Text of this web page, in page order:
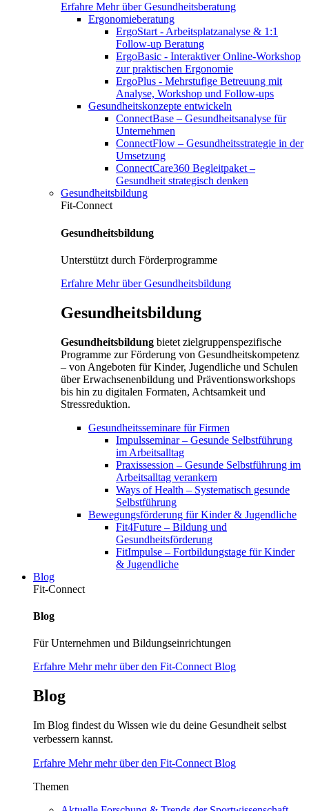
Erfahre Mehr über Gesundheitsberatung
Ergonomieberatung
ErgoStart - Arbeitsplatzanalyse & 1:1
Follow-up Beratung
ErgoBasic - Interaktiver Online-Workshop
zur praktischen Ergonomie
ErgoPlus - Mehrstufige Betreuung mit
Analyse, Workshop und Follow-ups
Gesundheitskonzepte entwickeln
ConnectBase – Gesundheitsanalyse für
Unternehmen
ConnectFlow – Gesundheitsstrategie in der
Umsetzung
ConnectCare360 Begleitpaket –
Gesundheit strategisch denken
Gesundheitsbildung
Fit-Connect
Gesundheitsbildung
Unterstützt durch Förderprogramme
Erfahre Mehr über Gesundheitsbildung
Gesundheitsbildung
Gesundheitsbildung bietet zielgruppenspezifische
Programme zur Förderung von Gesundheitskompetenz
– von Angeboten für Kinder, Jugendliche und Schulen
über Erwachsenenbildung und Präventionsworkshops
bis hin zu digitalen Formaten, Achtsamkeit und
Stressreduktion.
Gesundheitsseminare für Firmen
Impulsseminar – Gesunde Selbstführung
im Arbeitsalltag
Praxissession – Gesunde Selbstführung im
Arbeitsalltag verankern
Ways of Health – Systematisch gesunde
Selbstführung
Bewegungsförderung für Kinder & Jugendliche
Fit4Future – Bildung und
Gesundheitsförderung
FitImpulse – Fortbildungstage für Kinder
& Jugendliche
Blog
Fit-Connect
Blog
Für Unternehmen und Bildungseinrichtungen
Erfahre Mehr mehr über den Fit-Connect Blog
Blog
Im Blog findest du Wissen wie du deine Gesundheit selbst
verbessern kannst.
Erfahre Mehr mehr über den Fit-Connect Blog
Themen